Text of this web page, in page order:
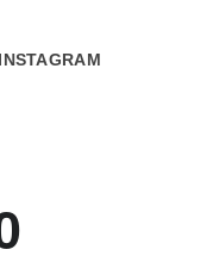
INSTAGRAM